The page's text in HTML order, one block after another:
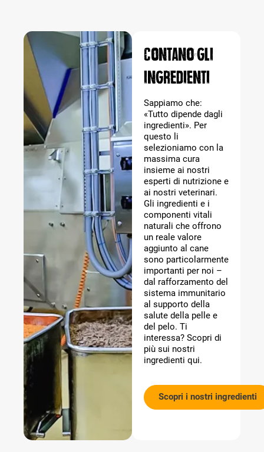
Contano gli
ingredienti
Sappiamo che:
«Tutto dipende dagli
ingredienti». Per
questo li
selezioniamo con la
massima cura
insieme ai nostri
esperti di nutrizione e
ai nostri veterinari.
Gli ingredienti e i
componenti vitali
naturali che offrono
un reale valore
aggiunto al cane
sono particolarmente
importanti per noi –
dal rafforzamento del
sistema immunitario
al supporto della
salute della pelle e
del pelo. Ti
interessa? Scopri di
più sui nostri
ingredienti qui.
Scopri i nostri ingredienti